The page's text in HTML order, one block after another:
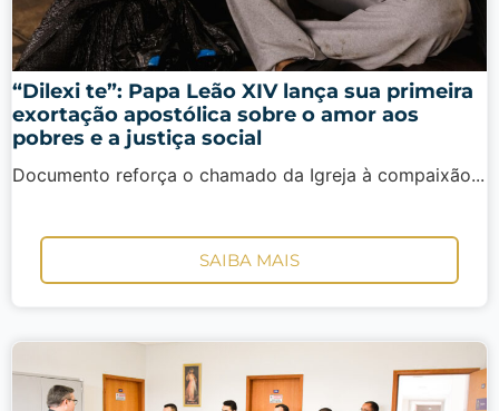
“Dilexi te”: Papa Leão XIV lança sua primeira
exortação apostólica sobre o amor aos
pobres e a justiça social
Documento reforça o chamado da Igreja à compaixão...
SAIBA MAIS